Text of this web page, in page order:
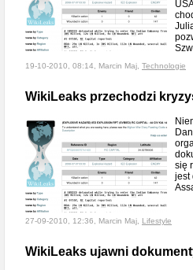
19-10-2010, 08:14, Marcin Maj, Technologie
WikiLeaks przechodzi
się
jest
27-09-2010, 12:36, Marcin Maj, Lifestyle
WikiLeaks ujawni